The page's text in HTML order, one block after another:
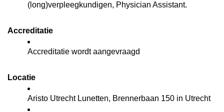
(long)verpleegkundigen, Physician Assistant.
Accreditatie
Accreditatie wordt aangevraagd
Locatie
Aristo Utrecht Lunetten, Brennerbaan 150 in Utrecht